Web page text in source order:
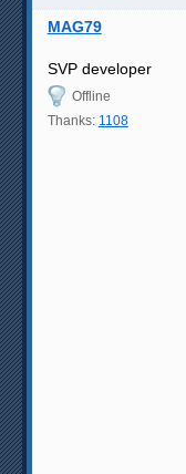
MAG79
SVP developer
Offline
Thanks: 1108